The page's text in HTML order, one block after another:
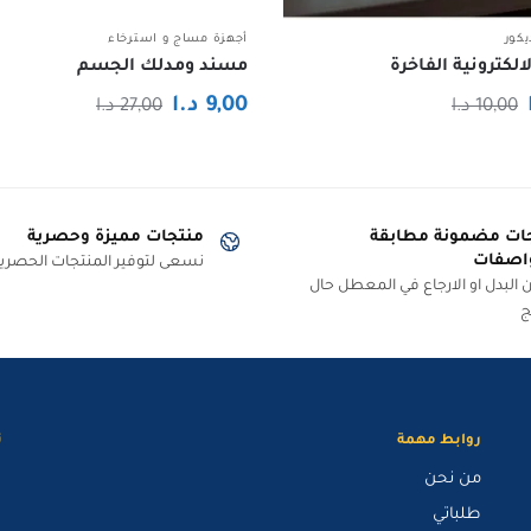
الفاخرة
10,00 د.االسعر
السعر
أجهزة مساج و استرخاء
مسند ومدلك الجسم
27,00 د.االسعر
9,00 د.ا
السعر
مضمونة مطابقة
البدل او الارجاع في المعطل حال
منتجات مميزة وحصرية
نسعى لتوفير المنتجات
روابط مهمة
من نحن
طلباتي